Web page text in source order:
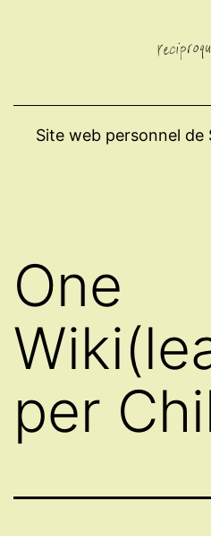
Site web personnel de
One
per